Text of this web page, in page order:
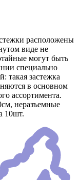
расположены
виде не
могут быть
специально
такая застежка
в основном
ассортимента.
неразъемные
10шт.